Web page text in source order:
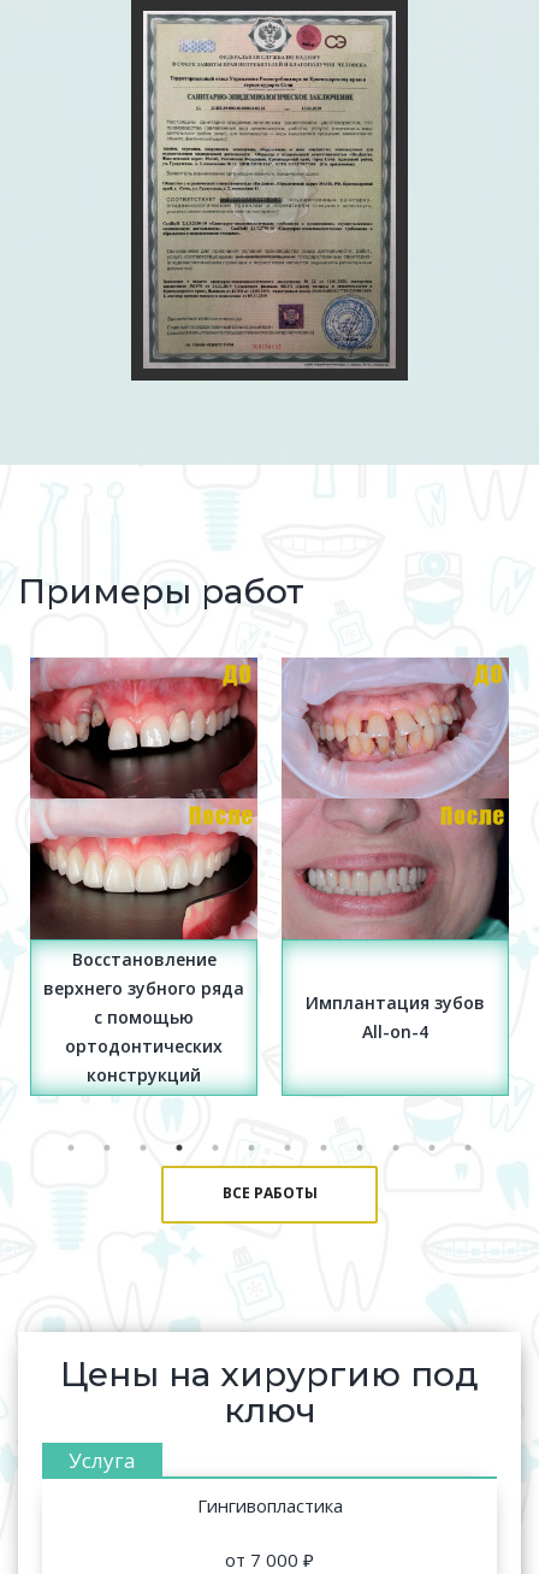
Примеры работ
Имплантация зубов
All-on-4
Установка имплантов
ВСЕ РАБОТЫ
Цены на хирургию под
ключ
Гингивопластика
от 7 000 ₽